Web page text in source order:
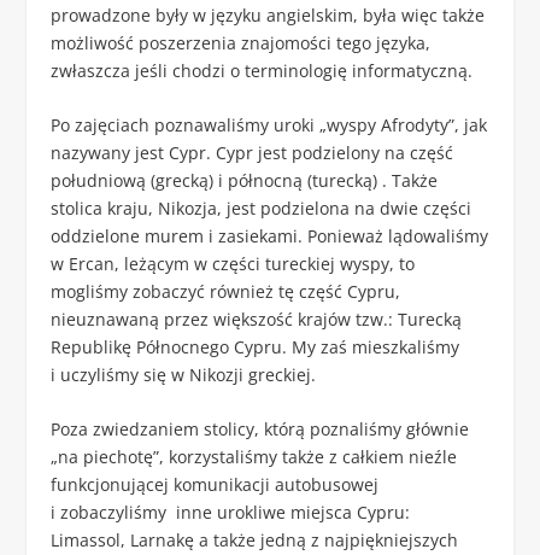
prowadzone były w języku angielskim, była więc także
możliwość poszerzenia znajomości tego języka,
zwłaszcza jeśli chodzi o terminologię informatyczną.
Po zajęciach poznawaliśmy uroki „wyspy Afrodyty”, jak
nazywany jest Cypr. Cypr jest podzielony na część
południową (grecką) i północną (turecką) . Także
stolica kraju, Nikozja, jest podzielona na dwie części
oddzielone murem i zasiekami. Ponieważ lądowaliśmy
w Ercan, leżącym w części tureckiej wyspy, to
mogliśmy zobaczyć również tę część Cypru,
nieuznawaną przez większość krajów tzw.: Turecką
Republikę Północnego Cypru. My zaś mieszkaliśmy
i uczyliśmy się w Nikozji greckiej.
Poza zwiedzaniem stolicy, którą poznaliśmy głównie
„na piechotę”, korzystaliśmy także z całkiem nieźle
funkcjonującej komunikacji autobusowej
i zobaczyliśmy inne urokliwe miejsca Cypru:
Limassol, Larnakę a także jedną z najpiękniejszych